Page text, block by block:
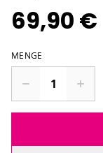
69,90 €
MENGE